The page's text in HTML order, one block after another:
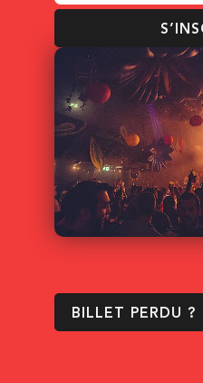
BILLET PERDU ?